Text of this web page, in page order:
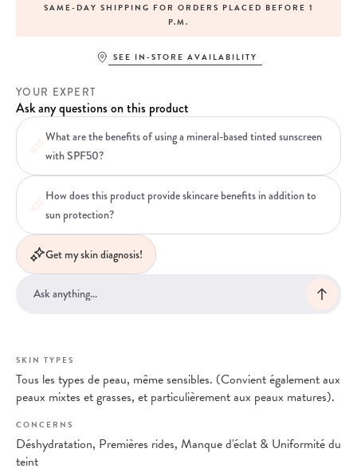
SAME-DAY SHIPPING FOR ORDERS PLACED BEFORE 1
P.M.
SEE IN-STORE AVAILABILITY
YOUR EXPERT
Ask any questions on this product
What are the benefits of using a mineral-based tinted sunscreen
with SPF50?
How does this product provide skincare benefits in addition to
sun protection?
Get my skin diagnosis!
SKIN TYPES
Tous les types de peau, même sensibles. (Convient également aux
peaux mixtes et grasses, et particulièrement aux peaux matures).
CONCERNS
Déshydratation, Premières rides, Manque d'éclat & Uniformité du
teint